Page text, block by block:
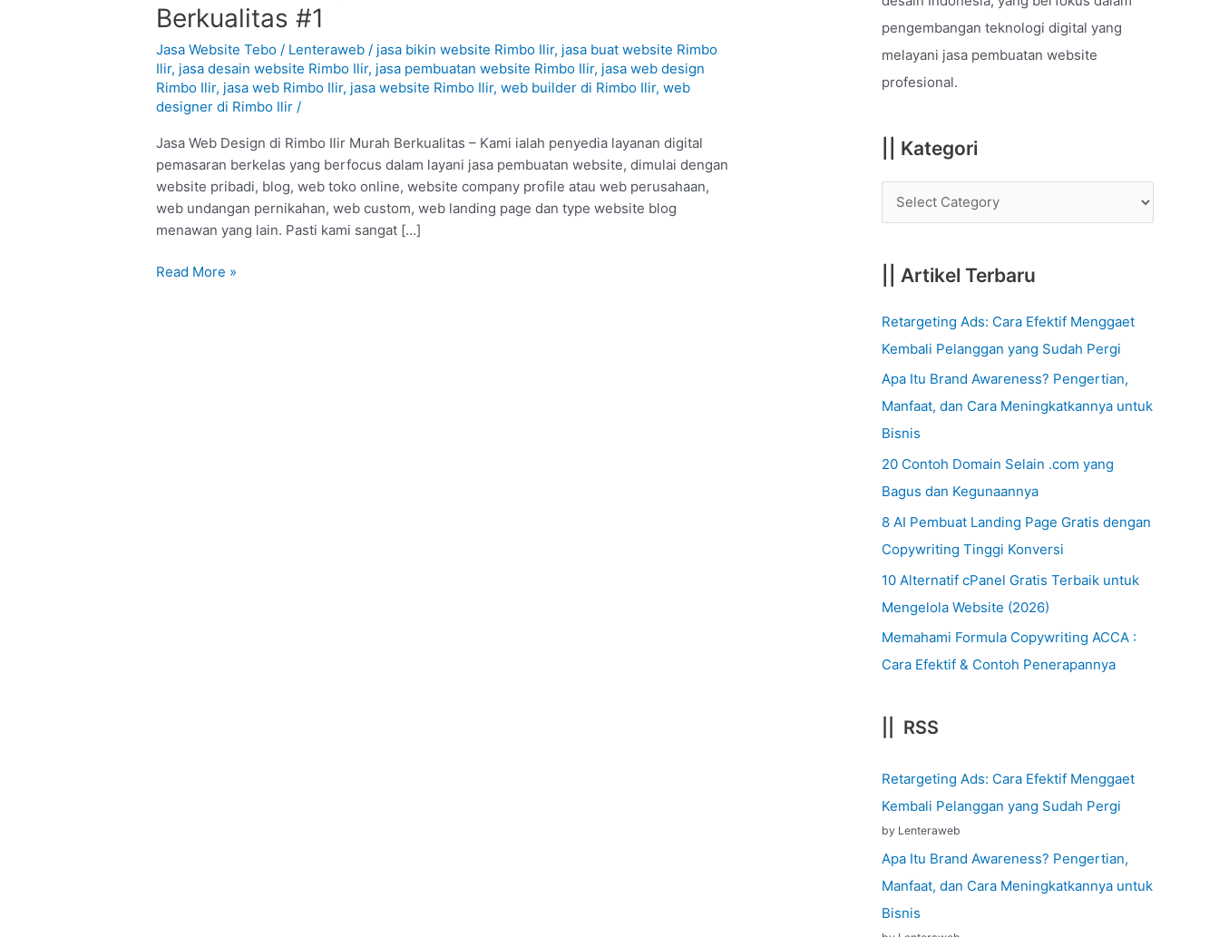
Berkualitas #1
Jasa Website Tebo / Lenteraweb/ jasa bikin website Rimbo Ilir, jasa buat website Rimbo
Ilir, jasa desain website Rimbo Ilir, jasa pembuatan website Rimbo Ilir, jasa web design
Rimbo Ilir, jasa web Rimbo Ilir, jasa website Rimbo Ilir,web builder di Rimbo Ilir,web
designer di Rimbo Ilir /
Jasa Web Design di Rimbo Ilir Murah Berkualitas – Kami ialah penyedia layanan digital
pemasaran berkelas yang berfocus dalam layani jasa pembuatan website, dimulai dengan
website pribadi, blog, web toko online, website company profile atau web perusahaan,
web undangan pernikahan, web custom, web landing page dan type website blog
menawan yang lain. Pasti kami sangat […]
Design
di
Rimbo
Ilir
–
:
Murah
Berkualitas
#1
Read More »
o
r
:
pengembangan teknologi digital yang
melayani jasa pembuatan website
profesional.
|| Kategori
|| Artikel Terbaru
Retargeting Ads: Cara Efektif Menggaet
Kembali Pelanggan yang Sudah Pergi
Apa Itu Brand Awareness? Pengertian,
Manfaat, dan Cara Meningkatkannya untuk
Bisnis
20 Contoh Domain Selain .com yang
Bagus dan Kegunaannya
8 AI Pembuat Landing Page Gratis dengan
Copywriting Tinggi Konversi
10 Alternatif cPanel Gratis Terbaik untuk
Mengelola Website (2026)
Memahami Formula Copywriting ACCA :
Cara Efektif & Contoh Penerapannya
|| RSS
Retargeting Ads: Cara Efektif Menggaet
Kembali Pelanggan yang Sudah Pergi
by Lenteraweb
Apa Itu Brand Awareness? Pengertian,
Manfaat, dan Cara Meningkatkannya untuk
Bisnis